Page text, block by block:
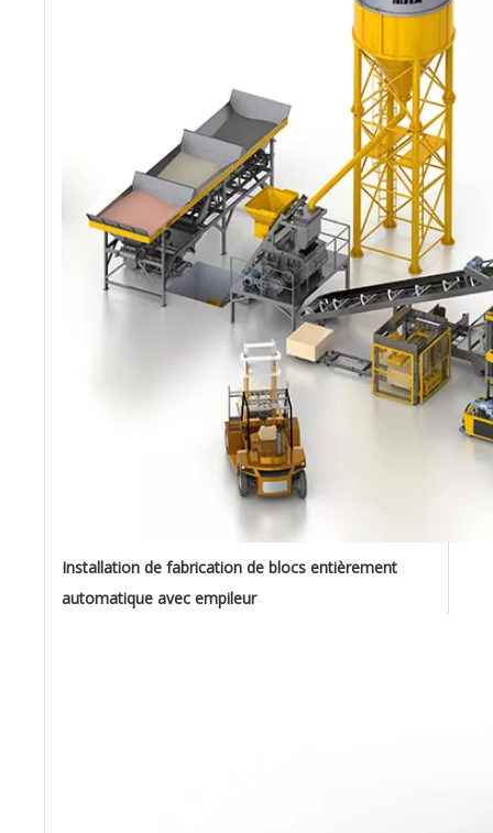
Installation de fabrication de blocs entièrement
automatique avec empileur